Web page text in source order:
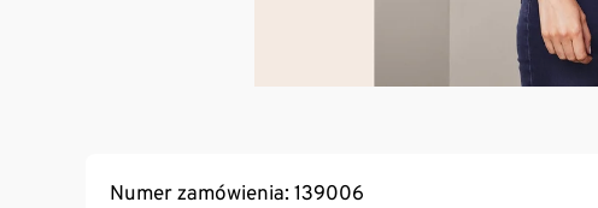
Numer zamówienia: 139006